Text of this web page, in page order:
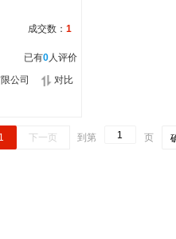
成交数： 1
已有0人评价
公司
对比
1 下一页 到第 页